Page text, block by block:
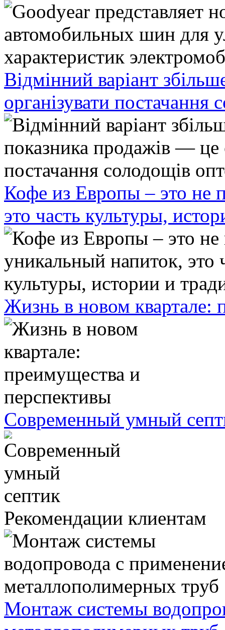
Відмінний варіант
організувати постачання
Кофе из Европы – это не
это часть культуры,
Жизнь в новом квартале:
Современный умный
Рекомендации клиентам
Монтаж системы